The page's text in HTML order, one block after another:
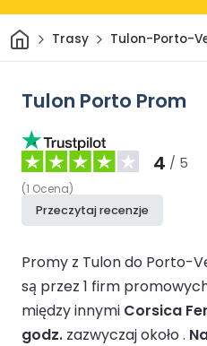
DomTrasy Tulon-Porto-
Tulon Porto Prom
4 / 5
(1 Ocena)
Przeczytaj recenzje
Promy z Tulon do Porto-
są przez 1 firm
między innymi Corsica
godz. zazwyczaj około .